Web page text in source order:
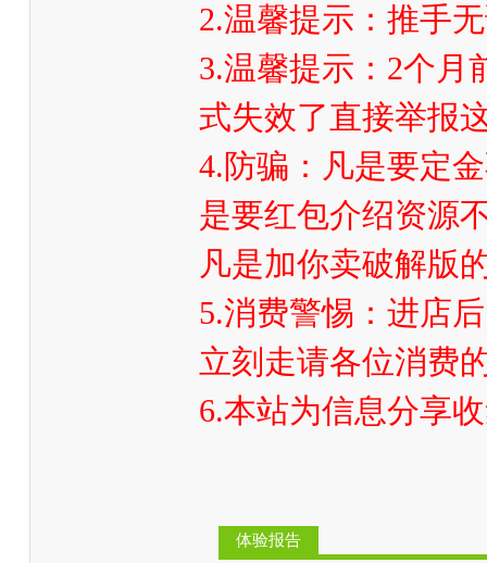
2.温馨提示：推手
3.温馨提示：2个月
式失效了直接举报
4.防骗：凡是要定
是要红包介绍资源
凡是加你卖破解版
5.消费警惕：进店
立刻走请各位消费
6.本站为信息分享
体验报告